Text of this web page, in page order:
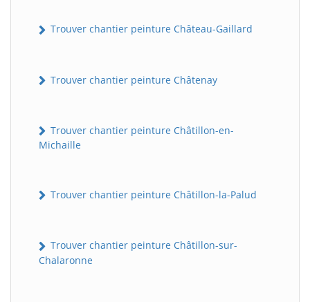
Trouver chantier peinture Château-Gaillard
Trouver chantier peinture Châtenay
Trouver chantier peinture Châtillon-en-
Michaille
Trouver chantier peinture Châtillon-la-Palud
Trouver chantier peinture Châtillon-sur-
Chalaronne